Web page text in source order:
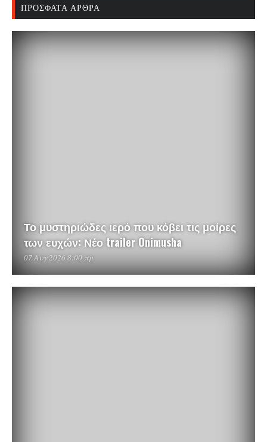
ΠΡΌΣΦΑΤΑ ΆΡΘΡΑ
Το μυστηριώδες ιερό που κόβει τις μοίρες
των ευχών: Νέο trailer Onimusha
07 Αυγ 2026 8:00 πμ